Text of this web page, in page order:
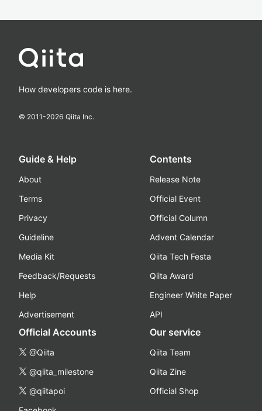
How developers code is here.
© 2011-2026 Qiita Inc.
Guide & Help
About
Terms
Privacy
Guideline
Media Kit
Feedback/Requests
Help
Advertisement
Contents
Release Note
Official Event
Official Column
Advent Calendar
Qiita Tech Festa
Qiita Award
Engineer White Paper
API
Official Accounts
@Qiita
@qiita_milestone
@qiitapoi
Our service
Qiita Team
Qiita Zine
Official Shop